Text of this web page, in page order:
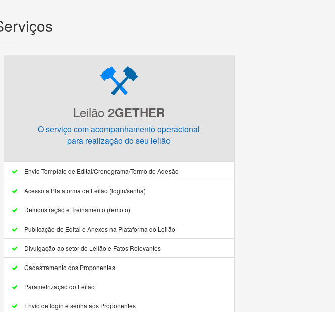
Leilão 2GETHER
O serviço com acompanhamento operacional
para realização do seu leilão
Envio Template de Edital/Cronograma/Termo de Adesão
Acesso a Plataforma de Leilão (login/senha)
Demonstração e Treinamento (remoto)
Publicação do Edital e Anexos na Plataforma do Leilão
Divulgação ao setor do Leilão e Fatos Relevantes
Cadastramento dos Proponentes
Parametrização do Leilão
Envio de login e senha aos Proponentes